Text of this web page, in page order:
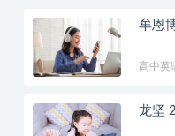
牟恩
高中英
龙坚